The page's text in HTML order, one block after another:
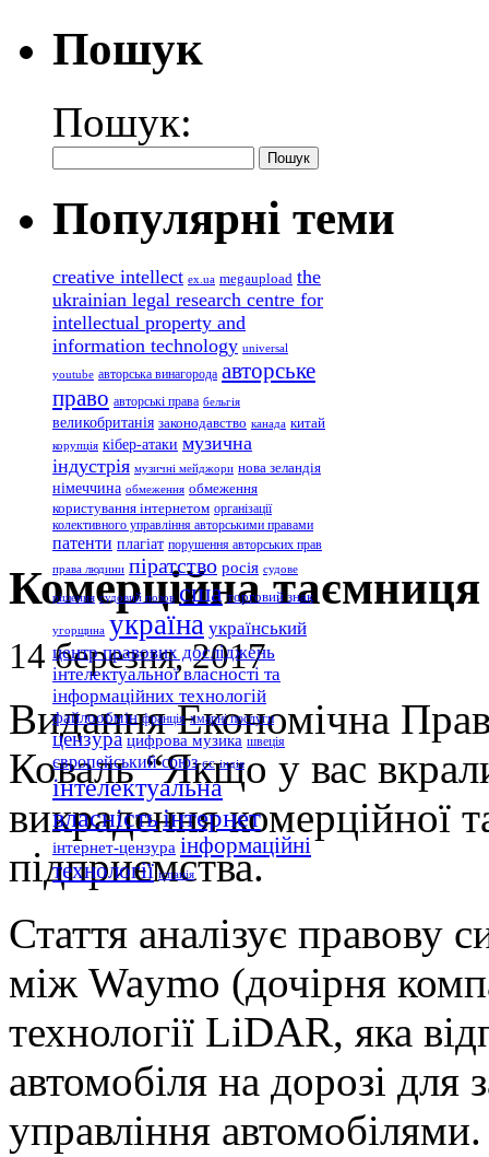
Пошук
Пошук:
Популярні теми
creative intellect ex.ua megaupload the
ukrainian legal research centre for
intellectual property and
information technology universal
youtube авторська винагорода авторське
право авторські права бельгія
великобританія законодавство канада китай
корупція кібер-атаки музична
індустрія музичні мейджори нова зеландія
німеччина обмеження обмеження
користування інтернетом організації
колективного управління авторськими правами
патенти плагіат порушення авторських прав
права людини піратство росія судове
рішення судовий позов сша торговий знак
угорщина україна український
центр правових досліджень
інтелектуальної власності та
інформаційних технологій
файлообмін франція хмарні послуги
цензура цифрова музика швеція
європейський союз єс індія
інтелектуальна
власністьінтернет
інтернет-цензура інформаційні
технології іспанія
Комерційна таємниця
14 березня, 2017
Видання Економічна
Коваль “Якщо у вас
викрадення комерційної
підприємства.
Стаття аналізує правову
між Waymo (дочірня
технології LiDAR, яка
автомобіля на дорозі для
управління автомобілями.